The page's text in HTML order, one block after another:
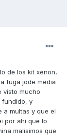
de los kit xenon,
fuga jode media
visto mucho
y
a multas y que el
por ahi que lo
malisimos que